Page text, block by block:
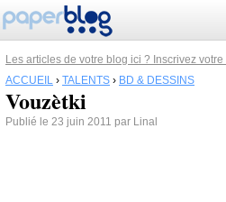
Les articles de votre blog ici ? Inscrivez votre
ACCUEIL › TALENTS › BD & DESSINS
Vouzètki
Publié le 23 juin 2011 par Linal